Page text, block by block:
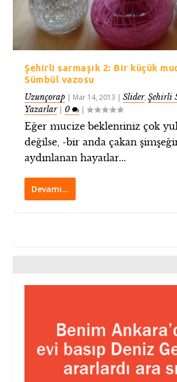
Şehirli sarmaşık 2: Bir küçük
Sümbül vazosu
Uzunçorap | Mar 14, 2013 |Slider,Şehirli
Yazarlar| 0 |
Eğer mucize beklentiniz çok
değilse, -bir anda çakan
aydınlanan hayatlar...
Devamı…